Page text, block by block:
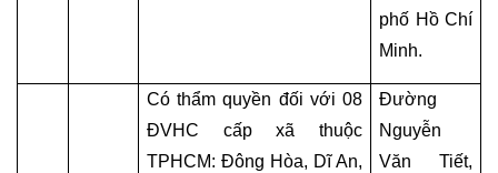
PHÁP
phố Hồ Chí
Minh.
Có thẩm quyền đối với 08
ĐVHC cấp xã thuộc
TPHCM: Đông Hòa, Dĩ An,
Đường
Nguyễn
Văn Tiết,